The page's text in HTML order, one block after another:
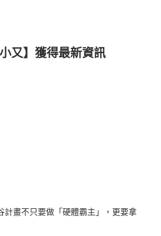
又】獲得最新資訊
計畫不只要做「硬體霸主」，更要拿